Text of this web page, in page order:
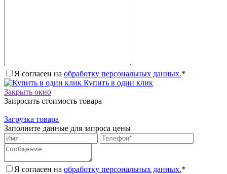
Я согласен на обработку персональных данных.*
Купить в один клик
Закрыть окно
Запросить стоимость товара
Загрузка товара
Заполните данные для запроса цены
Я согласен на обработку персональных данных.*